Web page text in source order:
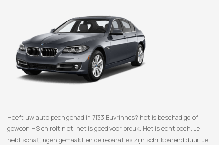
Heeft uw auto pech gehad in 7133 Buvrinnes? het is beschadigd of
gewoon HS en rolt niet, het is goed voor breuk. Het is echt pech. Je
hebt schattingen gemaakt en de reparaties zijn schrikbarend duur. Je